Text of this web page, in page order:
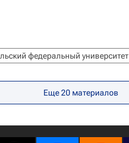
федеральный университет
Еще 20 материалов